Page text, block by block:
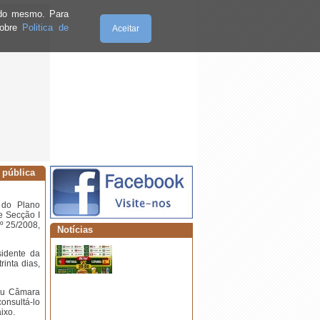
mesmo. Para
Politica de
Aceitar
pública
Plano
I
25/2008,
da
dias,
Câmara
lo
Notícias
·⚠️ AVISO - INTERRUPÇÃO
ABASTECIMENTO ÁGUA
·Fim de Semana da Freguesia do